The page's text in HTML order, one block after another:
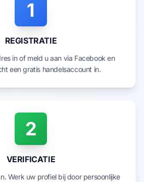
1
REGISTRATIE
in of meld u aan via Facebook en
een gratis handelsaccount in.
2
VERIFICATIE
Werk uw profiel bij door persoonlijke